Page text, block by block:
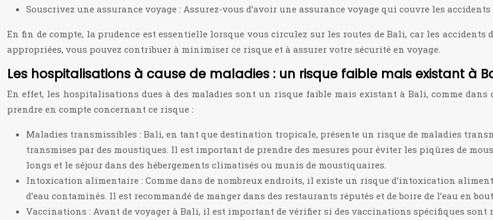
Souscrivez une assurance voyage : Assurez-vous d’avoir une assurance voyage qui couvre les
En fin de compte, la prudence est essentielle lorsque vous circulez sur les routes de Bali, car les
appropriées, vous pouvez contribuer à minimiser ce risque et à assurer votre sécurité en voyage.
Les hospitalisations à cause de maladies : un risque faible mais existant à
En effet, les hospitalisations dues à des maladies sont un risque faible mais existant à Bali, comme
prendre en compte concernant ce risque :
Maladies transmissibles : Bali, en tant que destination tropicale, présente un risque de maladies
transmises par des moustiques. Il est important de prendre des mesures pour éviter les piqûres de
longs et le séjour dans des hébergements climatisés ou munis de moustiquaires.
Intoxication alimentaire : Comme dans de nombreux endroits, il existe un risque d’intoxication
d’eau contaminés. Il est recommandé de manger dans des restaurants réputés et de boire de l’eau en
Vaccinations : Avant de voyager à Bali, il est important de vérifier si des vaccinations spécifiques sont